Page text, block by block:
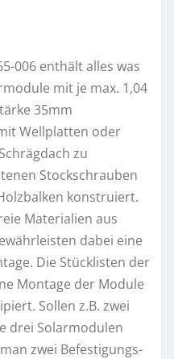
006 enthält alles was
mit je max. 1,04
35mm
Wellplatten oder
zu
Stockschrauben
konstruiert.
Materialien aus
dabei eine
Die Stücklisten der
Montage der Module
Sollen z.B. zwei
drei Solarmodulen
zwei Befestigungs-